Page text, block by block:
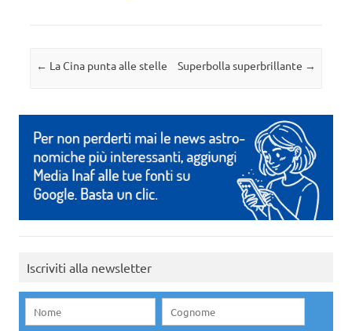
Navigazione articolo
← La Cina punta alle stelle Superbolla superbrillante →
Iscriviti alla newsletter